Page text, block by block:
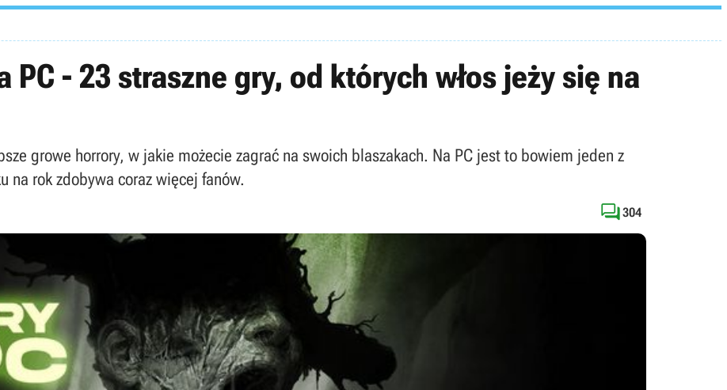
PC - 23 straszne gry, od których włos jeży się na
growe horrory, w jakie możecie zagrać na swoich blaszakach. Na PC jest to bowiem jeden z
na rok zdobywa coraz więcej fanów.
304